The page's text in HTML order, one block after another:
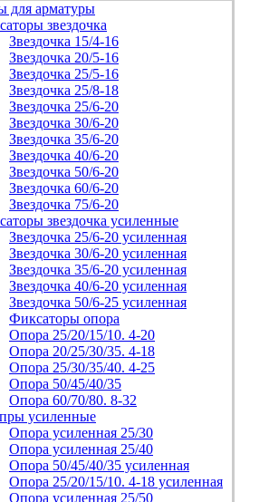
для арматуры
звездочка
Звездочка 15/4-16
Звездочка 20/5-16
Звездочка 25/5-16
Звездочка 25/8-18
Звездочка 25/6-20
Звездочка 30/6-20
Звездочка 35/6-20
Звездочка 40/6-20
Звездочка 50/6-20
Звездочка 60/6-20
Звездочка 75/6-20
звездочка усиленные
Звездочка 25/6-20 усиленная
Звездочка 30/6-20 усиленная
Звездочка 35/6-20 усиленная
Звездочка 40/6-20 усиленная
Звездочка 50/6-25 усиленная
Фиксаторы опора
Опора 25/20/15/10. 4-20
Опора 20/25/30/35. 4-18
Опора 25/30/35/40. 4-25
Опора 50/45/40/35
Опора 60/70/80. 8-32
усиленные
Опора усиленная 25/30
Опора усиленная 25/40
Опора 50/45/40/35 усиленная
Опора 25/20/15/10. 4-18 усиленная
Опора усиленная 25/50